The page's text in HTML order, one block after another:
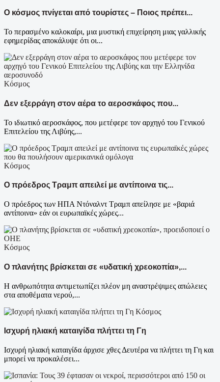
Ο κόσμος πνίγεται από τουρίστες – Ποιος πρέπει...
Το περασμένο καλοκαίρι, μια μυστική επιχείρηση μιας γαλλικής
εφημερίδας αποκάλυψε ότι οι...
Κόσμος
Δεν εξερράγη στον αέρα το αεροσκάφος που...
Το ιδιωτικό αεροσκάφος, που μετέφερε τον αρχηγό του Γενικού
Επιτελείου της Λιβύης,...
Κόσμος
Ο πρόεδρος Τραμπ απειλεί με αντίποινα τις...
Ο πρόεδρος των ΗΠΑ Ντόναλντ Τραμπ απείλησε με «βαριά
αντίποινα» εάν οι ευρωπαϊκές χώρες...
Κόσμος
Ο πλανήτης βρίσκεται σε «υδατική χρεοκοπία»,...
Η ανθρωπότητα αντιμετωπίζει πλέον μη αναστρέψιμες απώλειες
στα αποθέματα νερού,...
Κόσμος
Ισχυρή ηλιακή καταιγίδα πλήττει τη Γη
Ισχυρή ηλιακή καταιγίδα άρχισε χθες Δευτέρα να πλήττει τη Γη και
μπορεί να προκαλέσει...